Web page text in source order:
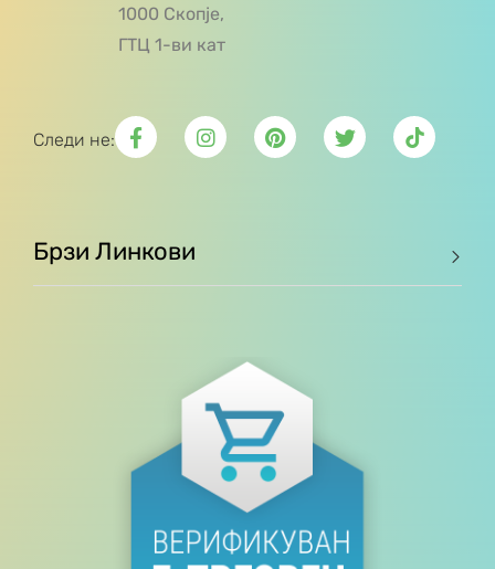
1000 Скопје,
ГТЦ 1-ви кат
Следи не:
Брзи Линкови